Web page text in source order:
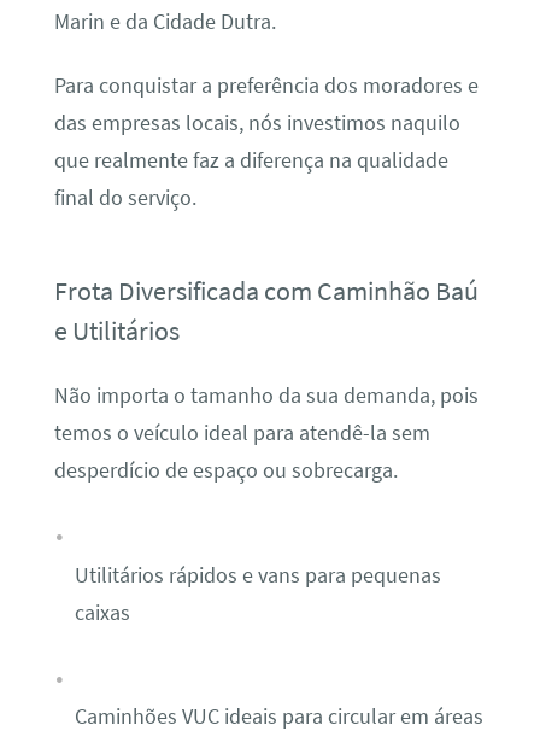
Marin e da Cidade Dutra.
Para conquistar a preferência dos moradores e
das empresas locais, nós investimos naquilo
que realmente faz a diferença na qualidade
final do serviço.
Frota Diversificada com Caminhão Baú
e Utilitários
Não importa o tamanho da sua demanda, pois
temos o veículo ideal para atendê-la sem
desperdício de espaço ou sobrecarga.
Utilitários rápidos e vans para pequenas
caixas
Caminhões VUC ideais para circular em áreas